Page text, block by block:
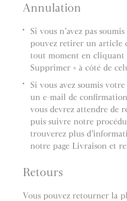
Annulation
Si vous n’avez pas
pouvez retirer un article
tout moment en cliquant
Supprimer » à côté de
Si vous avez soumis
un e-mail de
vous devrez attendre de
puis suivre notre
trouverez plus
notre page Livraison et
Retours
Vous pouvez retourner la